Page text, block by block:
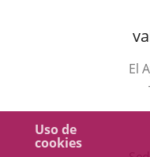
Uso de
cookies
El